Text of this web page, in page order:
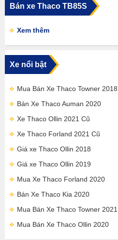
Bán xe Thaco TB85S
Xem thêm
Xe nổi bật
Mua Bán Xe Thaco Towner 2018
Bán Xe Thaco Auman 2020
Xe Thaco Ollin 2021 Cũ
Xe Thaco Forland 2021 Cũ
Giá xe Thaco Ollin 2018
Giá xe Thaco Ollin 2019
Mua Xe Thaco Forland 2020
Bán Xe Thaco Kia 2020
Mua Bán Xe Thaco Towner 2021
Mua Bán Xe Thaco Ollin 2020